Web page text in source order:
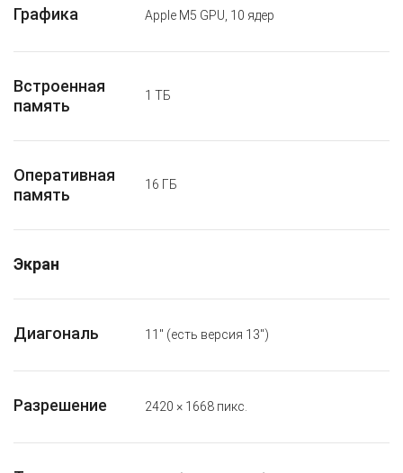
Графика Apple M5 GPU, 10 ядер
Встроенная
память
1 ТБ
Оперативная
память
16 ГБ
Экран
Диагональ 11″ (есть версия 13″)
Разрешение 2420 × 1668 пикс.